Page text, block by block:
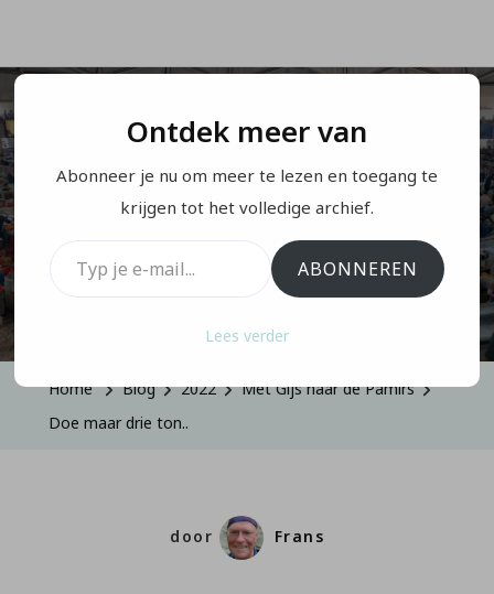
MET GIJS NAAR DE PAMIRS
Doe maar drie ton..
Geüpdatet OpNovember 18, 2025 2 Reacties
Op
Home Blog 2022
Met Gijs naar de Pamirs
Doe maar drie ton..
door Frans
Ontdek meer van
Abonneer je nu om meer te lezen en toegang te
krijgen tot het volledige archief.
Typ je e-mail...
ABONNEREN
Lees verder